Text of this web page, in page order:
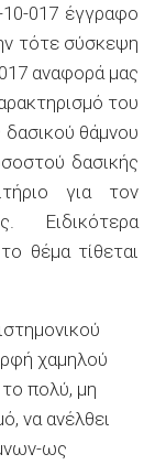
017 έγγραφο
τότε σύσκεψη
αναφορά μας
του
θάμνου
δασικής
για τον
Ειδικότερα
θέμα τίθεται
χαμηλού
πολύ, μη
να ανέλθει
ως